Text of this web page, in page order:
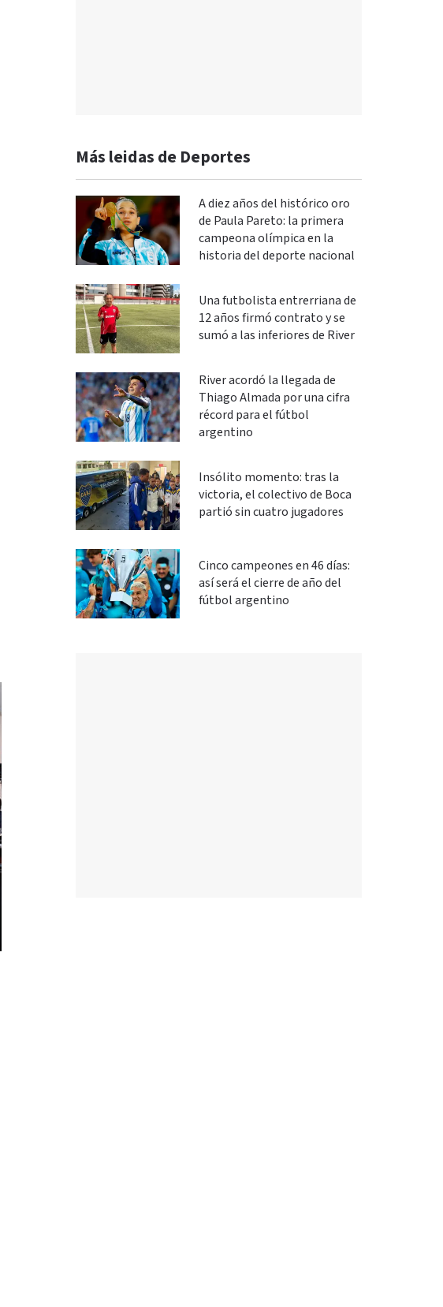
Más leidas de Deportes
A diez años del histórico oro
de Paula Pareto: la primera
campeona olímpica en la
historia del deporte nacional
Una futbolista entrerriana de
12 años firmó contrato y se
sumó a las inferiores de River
River acordó la llegada de
Thiago Almada por una cifra
récord para el fútbol
argentino
Insólito momento: tras la
victoria, el colectivo de Boca
partió sin cuatro jugadores
Cinco campeones en 46 días:
así será el cierre de año del
fútbol argentino